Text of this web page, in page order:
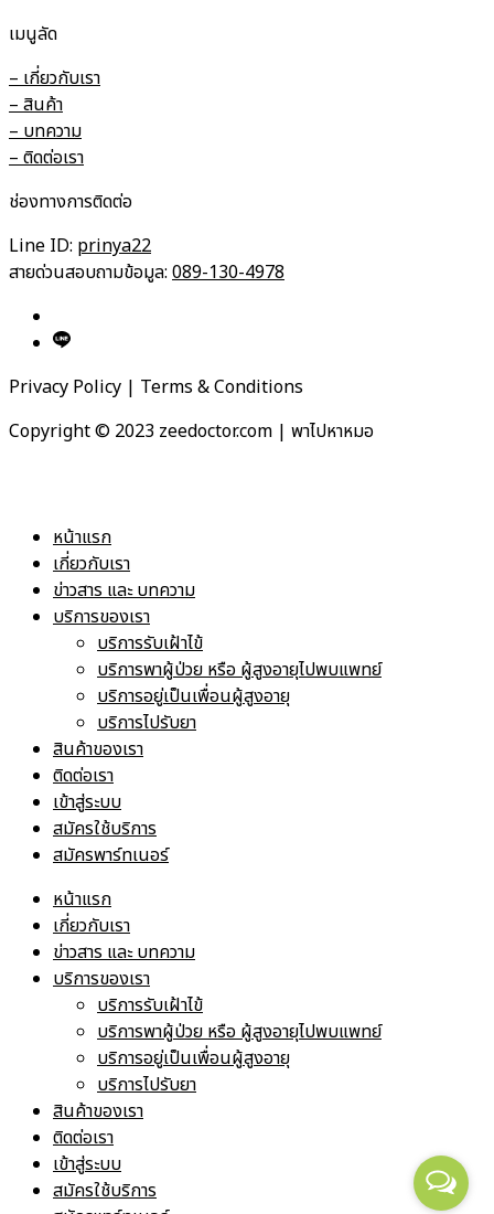
เมนูลัด
– เกี่ยวกับเรา
– สินค้า
– บทความ
– ติดต่อเรา
ช่องทางการติดต่อ
Line ID: prinya22
สายด่วนสอบถามข้อมูล: 089-130-4978
Privacy Policy | Terms & Conditions
Copyright © 2023 zeedoctor.com | พาไปหาหมอ
หน้าแรก
เกี่ยวกับเรา
ข่าวสาร และ บทความ
บริการของเรา
บริการรับเฝ้าไข้
บริการพาผู้ป่วย หรือ ผู้สูงอายุไปพบแพทย์
บริการอยู่เป็นเพื่อนผู้สูงอายุ
บริการไปรับยา
สินค้าของเรา
ติดต่อเรา
เข้าสู่ระบบ
สมัครใช้บริการ
สมัครพาร์ทเนอร์
หน้าแรก
เกี่ยวกับเรา
ข่าวสาร และ บทความ
บริการของเรา
บริการรับเฝ้าไข้
บริการพาผู้ป่วย หรือ ผู้สูงอายุไปพบแพทย์
บริการอยู่เป็นเพื่อนผู้สูงอายุ
บริการไปรับยา
สินค้าของเรา
ติดต่อเรา
เข้าสู่ระบบ
สมัครใช้บริการ